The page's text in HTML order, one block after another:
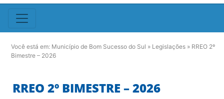
Você está em: Município de Bom Sucesso do Sul » Legislações » RREO 2º
Bimestre – 2026
RREO 2º BIMESTRE – 2026